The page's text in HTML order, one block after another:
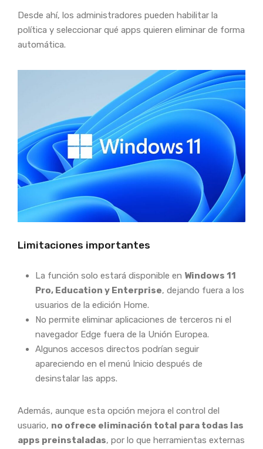
Desde ahí, los administradores pueden habilitar la
política y seleccionar qué apps quieren eliminar de forma
automática.
Limitaciones importantes
La función solo estará disponible en Windows 11
Pro, Education y Enterprise, dejando fuera a los
usuarios de la edición Home.
No permite eliminar aplicaciones de terceros ni el
navegador Edge fuera de la Unión Europea.
Algunos accesos directos podrían seguir
apareciendo en el menú Inicio después de
desinstalar las apps.
Además, aunque esta opción mejora el control del
usuario, no ofrece eliminación total para todas las
apps preinstaladas, por lo que herramientas externas